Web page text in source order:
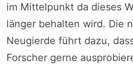
im Mittelpunkt da dieses
länger behalten wird. Die
Neugierde führt dazu,
Forscher gerne